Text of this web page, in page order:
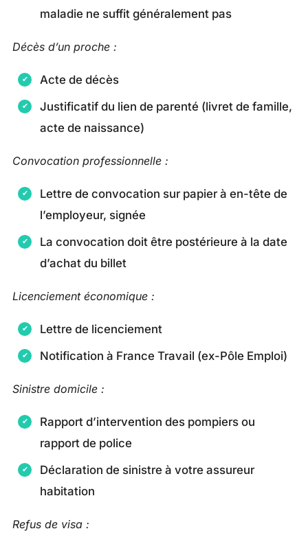
maladie ne suffit généralement pas
Décès d’un proche :
Acte de décès
Justificatif du lien de parenté (livret de famille,
acte de naissance)
Convocation professionnelle :
Lettre de convocation sur papier à en-tête de
l’employeur, signée
La convocation doit être postérieure à la date
d’achat du billet
Licenciement économique :
Lettre de licenciement
Notification à France Travail (ex-Pôle Emploi)
Sinistre domicile :
Rapport d’intervention des pompiers ou
rapport de police
Déclaration de sinistre à votre assureur
habitation
Refus de visa :